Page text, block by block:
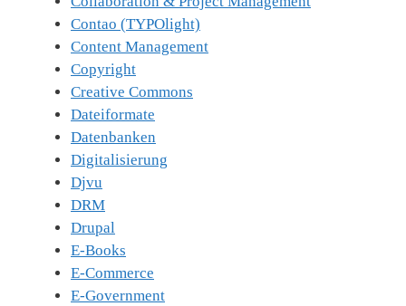
Contao (TYPOlight)
Content Management
Copyright
Creative Commons
Dateiformate
Datenbanken
Digitalisierung
Djvu
DRM
Drupal
E-Books
E-Commerce
E-Government